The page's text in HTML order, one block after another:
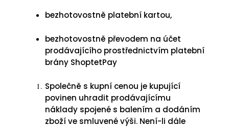
bezhotovostně platební kartou,
bezhotovostně převodem na účet
prodávajícího prostřednictvím platební
brány ShoptetPay
Společně s kupní cenou je kupující
povinen uhradit prodávajícímu
náklady spojené s balením a dodáním
zboží ve smluvené výši. Není-li dále